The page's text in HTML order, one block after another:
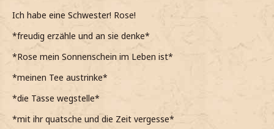
Ich habe eine Schwester! Rose!
*freudig erzähle und an sie denke*
*Rose mein Sonnenschein im Leben ist*
*meinen Tee austrinke*
*die Tasse wegstelle*
*mit ihr quatsche und die Zeit vergesse*